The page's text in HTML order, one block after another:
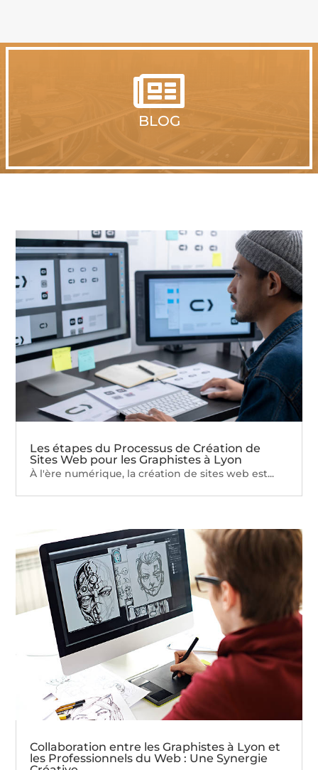

BLOG
Les étapes du Processus de Création de
Sites Web pour les Graphistes à Lyon
À l'ère numérique, la création de sites web est...
Collaboration entre les Graphistes à Lyon et
les Professionnels du Web : Une Synergie